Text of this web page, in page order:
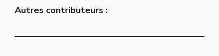
Autres contributeurs :